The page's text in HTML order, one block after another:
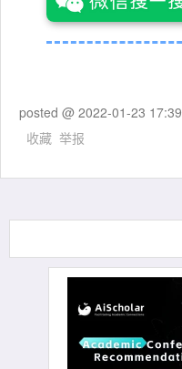
posted @ 2022-01-23 17:39
收藏 举报